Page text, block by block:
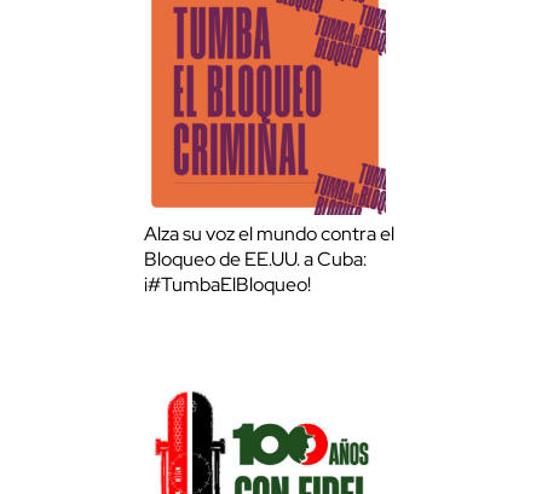
Alza su voz el mundo contra el
Bloqueo de EE.UU. a Cuba:
¡#TumbaElBloqueo!